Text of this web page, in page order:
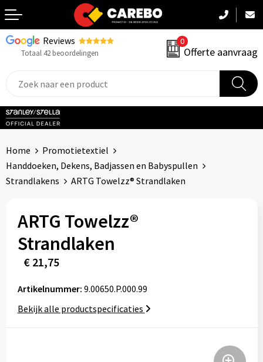
Reviews
Totaal 42 beoordelingen
0
Offerte aanvraag
Terug
Sportkleding
Caps, Mutsen & Sjaals
Handdoeken & Dekens
Kinderkleding
Home
Promotietextiel
Handdoeken, Dekens, Badjassen en Babyspullen
Strandlakens
ARTG Towelzz® Strandlaken
ARTG Towelzz®
Strandlaken
€ 21,75
Artikelnummer: 9.00650.P.000.99
Bekijk alle productspecificaties